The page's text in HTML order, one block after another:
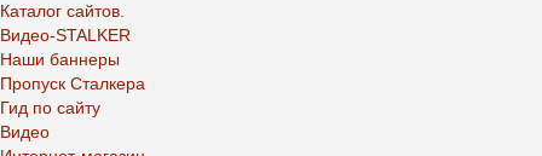
Каталог сайтов.
Видео-STALKER
Наши баннеры
Пропуск Сталкера
Гид по сайту
Видео